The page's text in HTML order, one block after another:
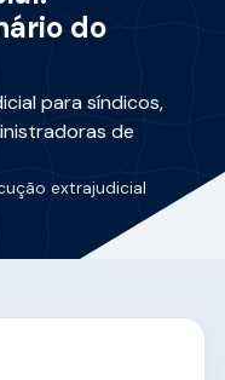
do
para síndicos,
de
extrajudicial